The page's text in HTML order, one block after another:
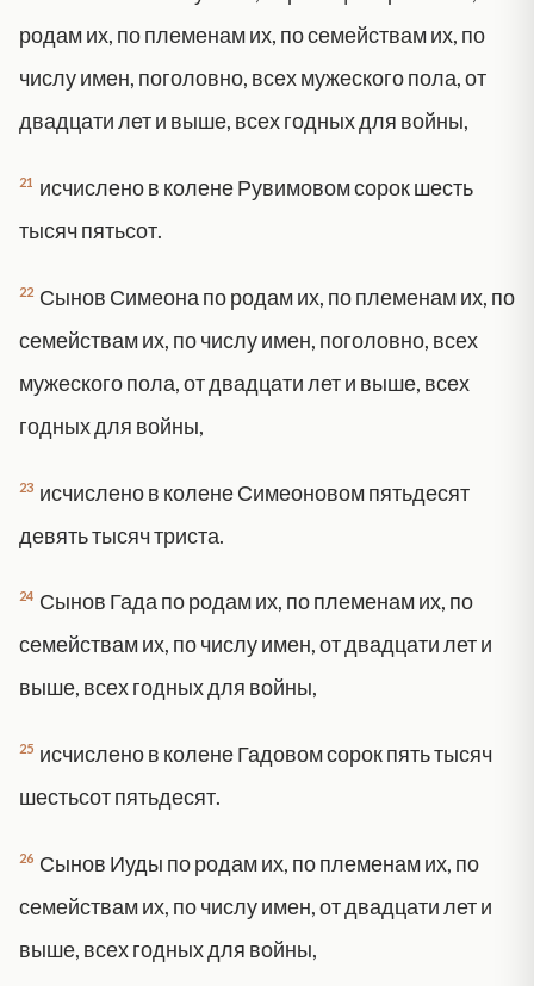
родам их, по племенам их, по семействам их, по
числу имен, поголовно, всех мужеского пола, от
двадцати лет и выше, всех годных для войны,
21 исчислено в колене Рувимовом сорок шесть
тысяч пятьсот.
22 Сынов Симеона по родам их, по племенам их, по
семействам их, по числу имен, поголовно, всех
мужеского пола, от двадцати лет и выше, всех
годных для войны,
23 исчислено в колене Симеоновом пятьдесят
девять тысяч триста.
24 Сынов Гада по родам их, по племенам их, по
семействам их, по числу имен, от двадцати лет и
выше, всех годных для войны,
25 исчислено в колене Гадовом сорок пять тысяч
шестьсот пятьдесят.
26 Сынов Иуды по родам их, по племенам их, по
семействам их, по числу имен, от двадцати лет и
выше, всех годных для войны,